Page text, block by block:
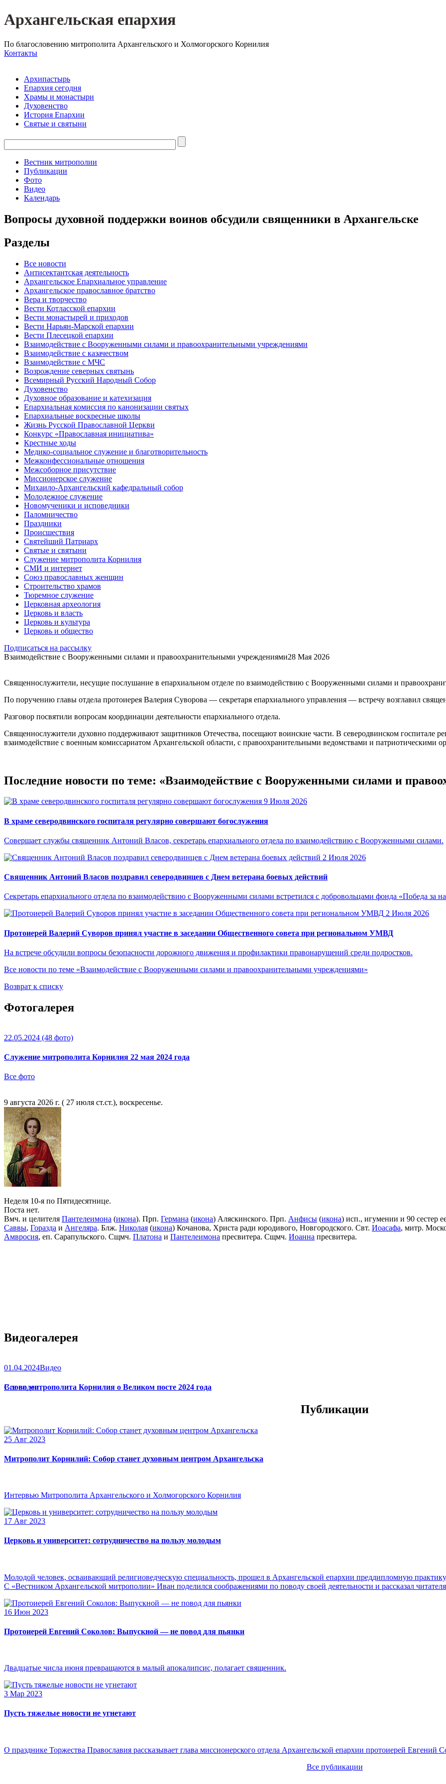
Архангельская епархия
По благословению митрополита Архангельского и Холмогорского Корнилия
Контакты
Архипастырь
Епархия сегодня
Храмы и монастыри
Духовенство
История Епархии
Святые и святыни
Вестник митрополии
Публикации
Фото
Видео
Календарь
Вопросы духовной поддержки воинов обсудили священники в Архангельске
Разделы
Все новости
Антисектантская деятельность
Архангельское Епархиальное управление
Архангельское православное братство
Вера и творчество
Вести Котласской епархии
Вести монастырей и приходов
Вести Нарьян-Марской епархии
Вести Плесецкой епархии
Взаимодействие с Вооруженными силами и правоохранительными учреждениями
Взаимодействие с казачеством
Взаимодействие с МЧС
Возрождение северных святынь
Всемирный Русский Народный Собор
Духовенство
Духовное образование и катехизация
Епархиальная комиссия по канонизации святых
Епархиальные воскресные школы
Жизнь Русской Православной Церкви
Конкурс «Православная инициатива»
Крестные ходы
Медико-социальное служение и благотворительность
Межконфессиональные отношения
Межсоборное присутствие
Миссионерское служение
Михаило-Архангельский кафедральный собор
Молодежное служение
Новомученики и исповедники
Паломничество
Праздники
Происшествия
Святейший Патриарх
Святые и святыни
Служение митрополита Корнилия
СМИ и интернет
Союз православных женщин
Строительство храмов
Тюремное служение
Церковная археология
Церковь и власть
Церковь и культура
Церковь и общество
Подписаться на рассылку
Взаимодействие с Вооруженными силами и правоохранительными учреждениями28 Мая 2026
Священнослужители, несущие послушание в епархиальном отделе по взаимодействию с Вооруженными силами и
По поручению главы отдела протоиерея Валерия Суворова — секретаря епархиального управления — встречу возглавил
Разговор посвятили вопросам координации деятельности епархиального отдела.
Священнослужители духовно поддерживают защитников Отечества, посещают воинские части. В северодвинском госпитале
взаимодействие с военным комиссариатом Архангельской области, с правоохранительными ведомствами и патриотическими
Последние новости по теме: «Взаимодействие с Вооруженными силами и
9 Июля 2026
В храме северодвинского госпиталя регулярно совершают богослужения
Совершает службы священник Антоний Власов, секретарь епархиального отдела по взаимодействию с Вооруженными силами.
2 Июля 2026
Священник Антоний Власов поздравил северодвинцев с Днем ветерана боевых действий
Секретарь епархиального отдела по взаимодействию с Вооруженными силами встретился с добровольцами фонда «Победа за
2 Июля 2026
Протоиерей Валерий Суворов принял участие в заседании Общественного совета при региональном УМВД
На встрече обсудили вопросы безопасности дорожного движения и профилактики правонарушений среди подростков.
Все новости по теме «Взаимодействие с Вооруженными силами и правоохранительными учреждениями»
Возврат к списку
Фотогалерея
22.05.2024 (48 фото)
Служение митрополита Корнилия 22 мая 2024 года
Все фото
9 августа 2026 г. ( 27 июля ст.ст.), воскресенье.
Неделя 10-я по Пятидесятнице.
Поста нет.
Вмч. и целителя Пантелеимона (икона). Прп. Германа (икона) Аляскинского. Прп. Анфисы (икона) исп., игумении и 90 сестер
Саввы, Горазда и Ангеляра. Блж. Николая (икона) Кочанова, Христа ради юродивого, Новгородского. Свт. Иоасафа, митр.
Амвросия, еп. Сарапульского. Сщмч. Платона и Пантелеимона пресвитера. Сщмч. Иоанна пресвитера.
Видеогалерея
01.04.2024Видео
Слово митрополита Корнилия о Великом посте 2024 года
Все видео
Публикации
25 Авг 2023
Митрополит Корнилий: Собор станет духовным центром Архангельска
Интервью Митрополита Архангельского и Холмогорского Корнилия
17 Авг 2023
Церковь и университет: сотрудничество на пользу молодым
Молодой человек, осваивающий религиоведческую специальность, прошел в Архангельской епархии преддипломную
С «Вестником Архангельской митрополии» Иван поделился соображениями по поводу своей деятельности и рассказал
16 Июн 2023
Протоиерей Евгений Соколов: Выпускной — не повод для пьянки
Двадцатые числа июня превращаются в малый апокалипсис, полагает священник.
3 Мар 2023
Пусть тяжелые новости не угнетают
О празднике Торжества Православия рассказывает глава миссионерского отдела Архангельской епархии протоиерей Евгений
Все публикации